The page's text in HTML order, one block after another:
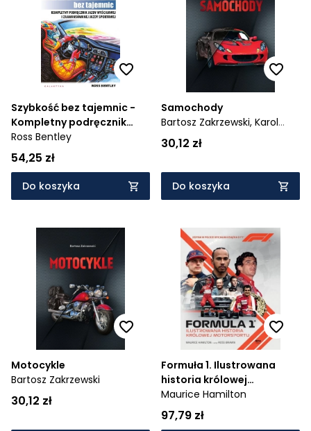
Szybkość bez tajemnic -
Kompletny podręcznik
jazdy wyścigowej i
zaawansowanej jazdy
sportowej
Ross Bentley
54,25 zł
Do koszyka
Samochody
Bartosz Zakrzewski, Karol
Wiechczyński
30,12 zł
Do koszyka
Motocykle
Bartosz Zakrzewski
30,12 zł
Formuła 1. Ilustrowana
historia królowej
motorsportu. Jedyna w
Polsce oficjalna książka o
F1
Maurice Hamilton
97,79 zł